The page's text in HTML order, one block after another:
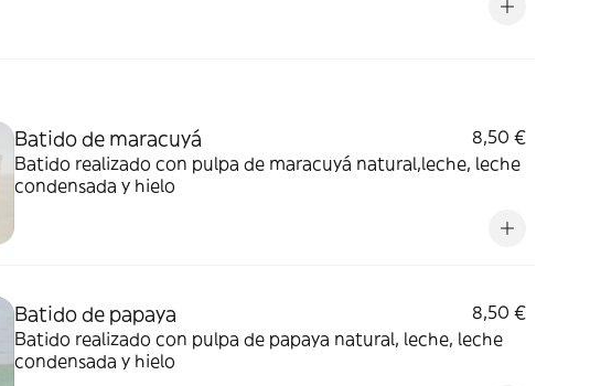
Batido de maracuyá
8,50 €
Batido realizado con pulpa de maracuyá natural,leche, leche
condensada y hielo
Batido de papaya
8,50 €
Batido realizado con pulpa de papaya natural, leche, leche
condensada y hielo